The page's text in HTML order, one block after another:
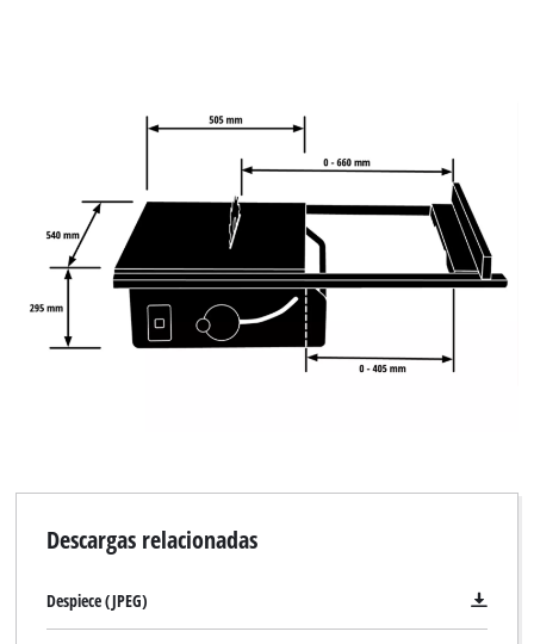
Descargas relacionadas
Despiece (JPEG)